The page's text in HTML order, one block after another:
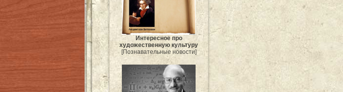
Интересное про
художественную культуру
[Познавательные новости]